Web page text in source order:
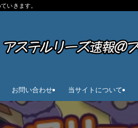
いきます。
お問い合わせ 当サイトについて